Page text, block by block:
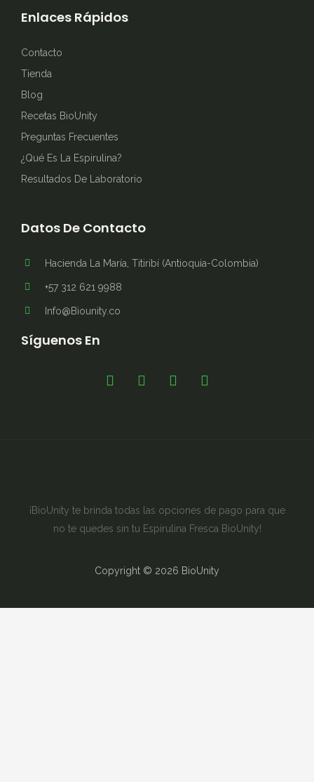
Datos De Contacto
Hacienda La María, Titiribí (Antioquia-Colombia)
+57 312 621 9988
Info@Biounity.co
Síguenos En
Enlaces Rápidos
Contacto
Tienda
Blog
Recetas BioUnity
Preguntas Frecuentes
¿Qué Es La Espirulina?
Resultados De Laboratorio
¡BioUnity te brinda todas las opciones de pago para que
no te quedes sin tu Espirulina Fresca BioUnity!
Copyright © 2026 BioUnity